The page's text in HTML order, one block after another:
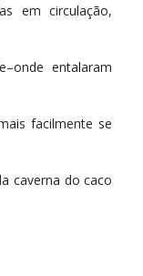
em circulação,
entalaram
facilmente se
caverna do caco